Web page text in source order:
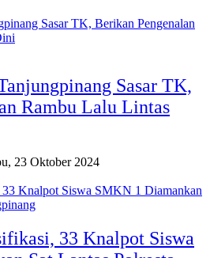
Sasar TK,
Rambu Lalu Lintas
23 Oktober 2024
33 Knalpot Siswa